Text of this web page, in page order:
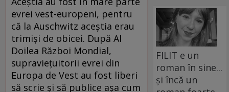
evrei vest-europeni, pentru
că la Auschwitz aceştia erau
trimişi de obicei. După Al
Doilea Război Mondial,
supravieţuitorii evrei din
Europa de Vest au fost liberi
să scrie şi să publice aşa cum
FILIT e un
roman în sine...
și încă un